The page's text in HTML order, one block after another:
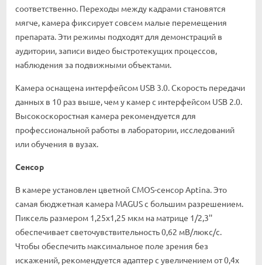
соответственно. Переходы между кадрами становятся
мягче, камера фиксирует совсем малые перемещения
препарата. Эти режимы подходят для демонстраций в
аудитории, записи видео быстротекущих процессов,
наблюдения за подвижными объектами.
Камера оснащена интерфейсом USB 3.0. Скорость передачи
данных в 10 раз выше, чем у камер с интерфейсом USB 2.0.
Высокоскоростная камера рекомендуется для
профессиональной работы в лаборатории, исследований
или обучения в вузах.
Сенсор
В камере установлен цветной CMOS-сенсор Aptina. Это
самая бюджетная камера MAGUS с большим разрешением.
Пиксель размером 1,25x1,25 мкм на матрице 1/2,3''
обеспечивает светочувствительность 0,62 мВ/люкс/с.
Чтобы обеспечить максимальное поле зрения без
искажений, рекомендуется адаптер с увеличением от 0,4х